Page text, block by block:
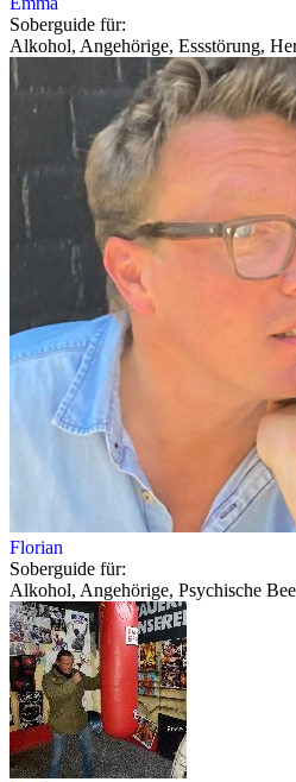
Soberguide für:
Alkohol, Angehörige, Essstörung,
Florian
Soberguide für:
Alkohol, Angehörige, Psychische